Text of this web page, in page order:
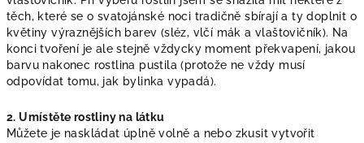
těch, které se o svatojánské noci tradičně sbírají a ty doplnit o
květiny výraznějších barev (sléz, vlčí mák a vlaštovičník). Na
konci tvoření je ale stejně vždycky moment překvapení, jakou
barvu nakonec rostlina pustila (protože ne vždy musí
odpovídat tomu, jak bylinka vypadá).
2. Umístěte rostliny na látku
Můžete je naskládat úplně volně a nebo zkusit vytvořit